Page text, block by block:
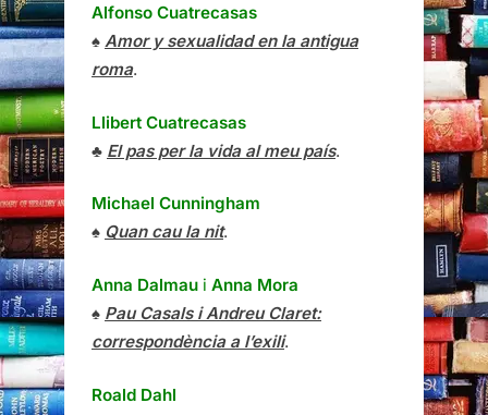
Alfonso Cuatrecasas
♠ Amor y sexualidad en la antigua
roma.
Llibert Cuatrecasas
♣ El pas per la vida al meu país.
Michael Cunningham
♠ Quan cau la nit.
Anna Dalmau i Anna Mora
♠ Pau Casals i Andreu Claret:
correspondència a l’exili.
Roald Dahl